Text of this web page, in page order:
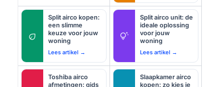
eco
Split airco kopen:
een slimme
keuze voor jouw
woning
Lees artikel →
tips_and_updates
Split airco unit: de
ideale oplossing
voor jouw
woning
Lees artikel →
Toshiba airco
afmetingen: gids
Slaapkamer airco
kopen: zo kies je